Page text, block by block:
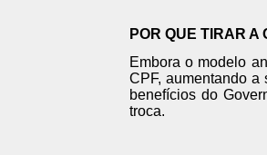
POR QUE TIRAR A
Embora o modelo
CPF, aumentando a
benefícios do
troca.